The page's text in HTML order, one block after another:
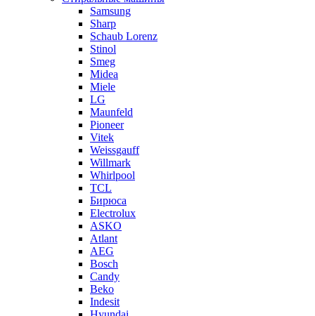
Samsung
Sharp
Schaub Lorenz
Stinol
Smeg
Midea
Miele
LG
Maunfeld
Pioneer
Vitek
Weissgauff
Willmark
Whirlpool
TCL
Бирюса
Electrolux
ASKO
Atlant
AEG
Bosch
Candy
Beko
Indesit